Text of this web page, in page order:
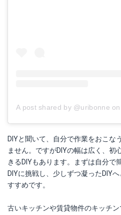
A post shared by @uribonne on
DIYと聞いて、自分で作業をおこな
ません。ですがDIYの幅は広く、初
きるDIYもあります。まずは自分で
DIYに挑戦し、少しずつ凝ったDIY
すすめです。
古いキッチンや賃貸物件のキッチ